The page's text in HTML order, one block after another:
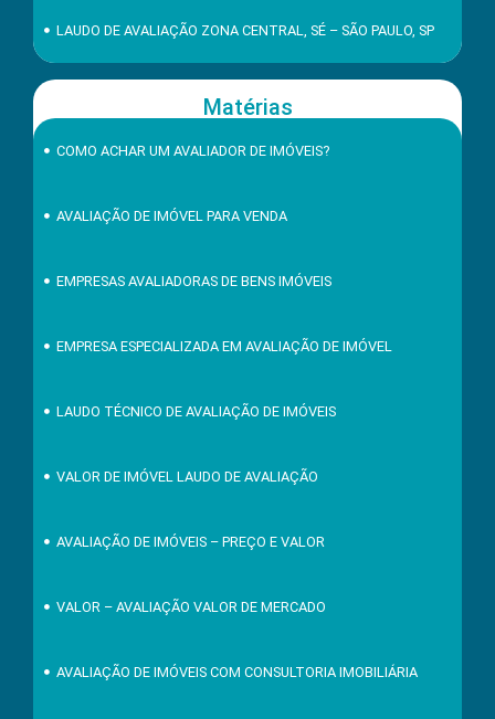
LAUDO DE AVALIAÇÃO ZONA CENTRAL, SÉ – SÃO PAULO, SP
Matérias
COMO ACHAR UM AVALIADOR DE IMÓVEIS?
AVALIAÇÃO DE IMÓVEL PARA VENDA
EMPRESAS AVALIADORAS DE BENS IMÓVEIS
EMPRESA ESPECIALIZADA EM AVALIAÇÃO DE IMÓVEL
LAUDO TÉCNICO DE AVALIAÇÃO DE IMÓVEIS
VALOR DE IMÓVEL LAUDO DE AVALIAÇÃO
AVALIAÇÃO DE IMÓVEIS – PREÇO E VALOR
VALOR – AVALIAÇÃO VALOR DE MERCADO
AVALIAÇÃO DE IMÓVEIS COM CONSULTORIA IMOBILIÁRIA